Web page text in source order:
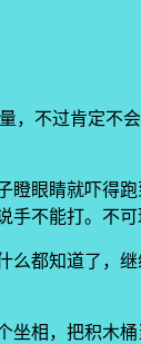
，不过肯定
眼睛就吓得
不能打。不可
都知道了，
相，把积木